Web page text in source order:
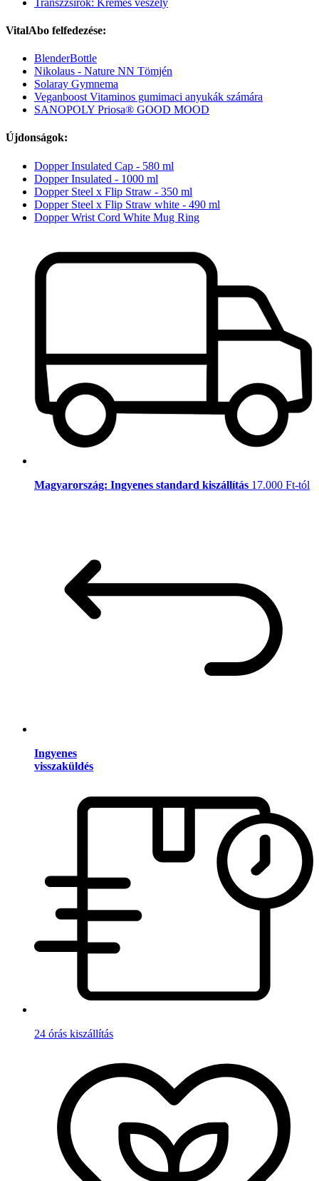
VitalAbo felfedezése:
BlenderBottle
Nikolaus - Nature NN Tömjén
Solaray Gymnema
Veganboost Vitaminos gumimaci anyukák számára
SANOPOLY Priosa® GOOD MOOD
Újdonságok:
Dopper Insulated Cap - 580 ml
Dopper Insulated - 1000 ml
Dopper Steel x Flip Straw - 350 ml
Dopper Steel x Flip Straw white - 490 ml
Dopper Wrist Cord White Mug Ring
Magyarország: Ingyenes standard kiszállítás 17.000 Ft-tól
Ingyenes
visszaküldés
24 órás kiszállítás